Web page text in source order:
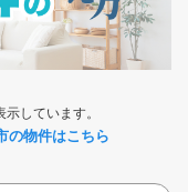
しています。
の物件はこちら